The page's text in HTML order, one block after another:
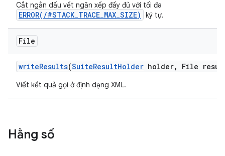
Cắt ngắn dấu vết ngăn xếp đầy đủ với tối đa
ERROR(/#STACK_TRACE_MAX_SIZE) ký tự.
File
writeResults(SuiteResultHolder holder, File
Viết kết quả gọi ở định dạng XML.
Hằng số